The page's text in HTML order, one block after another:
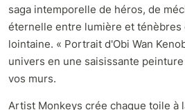
saga intemporelle de héros, de
éternelle entre lumière et ténèbres
lointaine. « Portrait d'Obi Wan
univers en une saisissante
vos murs.
Artist Monkeys crée chaque toile à